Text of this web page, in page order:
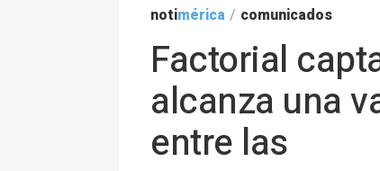
notimérica / comunicados
Factorial
alcanza una
entre las